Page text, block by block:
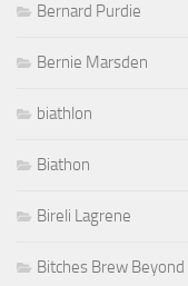
Bernard Purdie
Bernie Marsden
biathlon
Biathon
Bireli Lagrene
Bitches Brew Beyond